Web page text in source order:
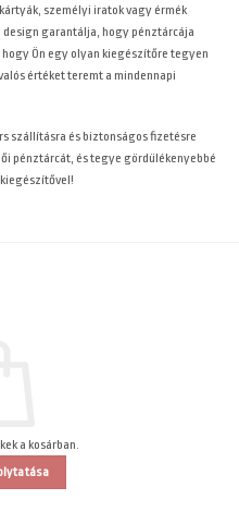
személyi iratok vagy érmék
garantálja, hogy pénztárcája
Ön egy olyan kiegészítőre tegyen
értéket teremt a mindennapi
szállításra és biztonságos fizetésre
pénztárcát, és tegye gördülékenyebbé
a kosárban.